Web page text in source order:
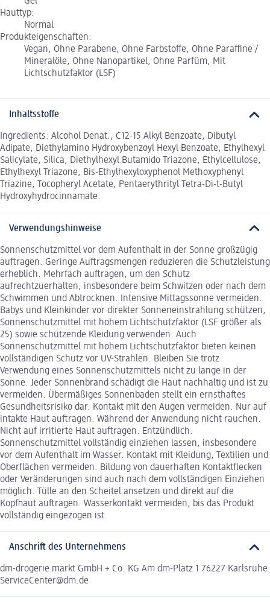
Hauttyp:
Normal
Produkteigenschaften:
Vegan, Ohne Parabene, Ohne Farbstoffe, Ohne Paraffine /
Mineralöle, Ohne Nanopartikel, Ohne Parfüm, Mit
Lichtschutzfaktor (LSF)
Inhaltsstoffe
Ingredients: Alcohol Denat., C12-15 Alkyl Benzoate, Dibutyl
Adipate, Diethylamino Hydroxybenzoyl Hexyl Benzoate, Ethylhexyl
Salicylate, Silica, Diethylhexyl Butamido Triazone, Ethylcellulose,
Ethylhexyl Triazone, Bis-Ethylhexyloxyphenol Methoxyphenyl
Triazine, Tocopheryl Acetate, Pentaerythrityl Tetra-Di-t-Butyl
Hydroxyhydrocinnamate.
Verwendungshinweise
Sonnenschutzmittel vor dem Aufenthalt in der Sonne großzügig
auftragen. Geringe Auftragsmengen reduzieren die Schutzleistung
erheblich. Mehrfach auftragen, um den Schutz
aufrechtzuerhalten, insbesondere beim Schwitzen oder nach dem
Schwimmen und Abtrocknen. Intensive Mittagssonne vermeiden.
Babys und Kleinkinder vor direkter Sonneneinstrahlung schützen,
Sonnenschutzmittel mit hohem Lichtschutzfaktor (LSF größer als
25) sowie schützende Kleidung verwenden. Auch
Sonnenschutzmittel mit hohem Lichtschutzfaktor bieten keinen
vollständigen Schutz vor UV-Strahlen. Bleiben Sie trotz
Verwendung eines Sonnenschutzmittels nicht zu lange in der
Sonne. Jeder Sonnenbrand schädigt die Haut nachhaltig und ist zu
vermeiden. Übermäßiges Sonnenbaden stellt ein ernsthaftes
Gesundheitsrisiko dar. Kontakt mit den Augen vermeiden. Nur auf
intakte Haut auftragen. Während der Anwendung nicht rauchen.
Nicht auf irritierte Haut auftragen. Entzündlich.
Sonnenschutzmittel vollständig einziehen lassen, insbesondere
vor dem Aufenthalt im Wasser. Kontakt mit Kleidung, Textilien und
Oberflächen vermeiden. Bildung von dauerhaften Kontaktflecken
oder Veränderungen sind auch nach dem vollständigen Einziehen
möglich. Tülle an den Scheitel ansetzen und direkt auf die
Kopfhaut auftragen. Wasserkontakt vermeiden, bis das Produkt
vollständig eingezogen ist.
Anschrift des Unternehmens
dm-drogerie markt GmbH + Co. KG Am dm-Platz 1 76227 Karlsruhe
ServiceCenter@dm.de